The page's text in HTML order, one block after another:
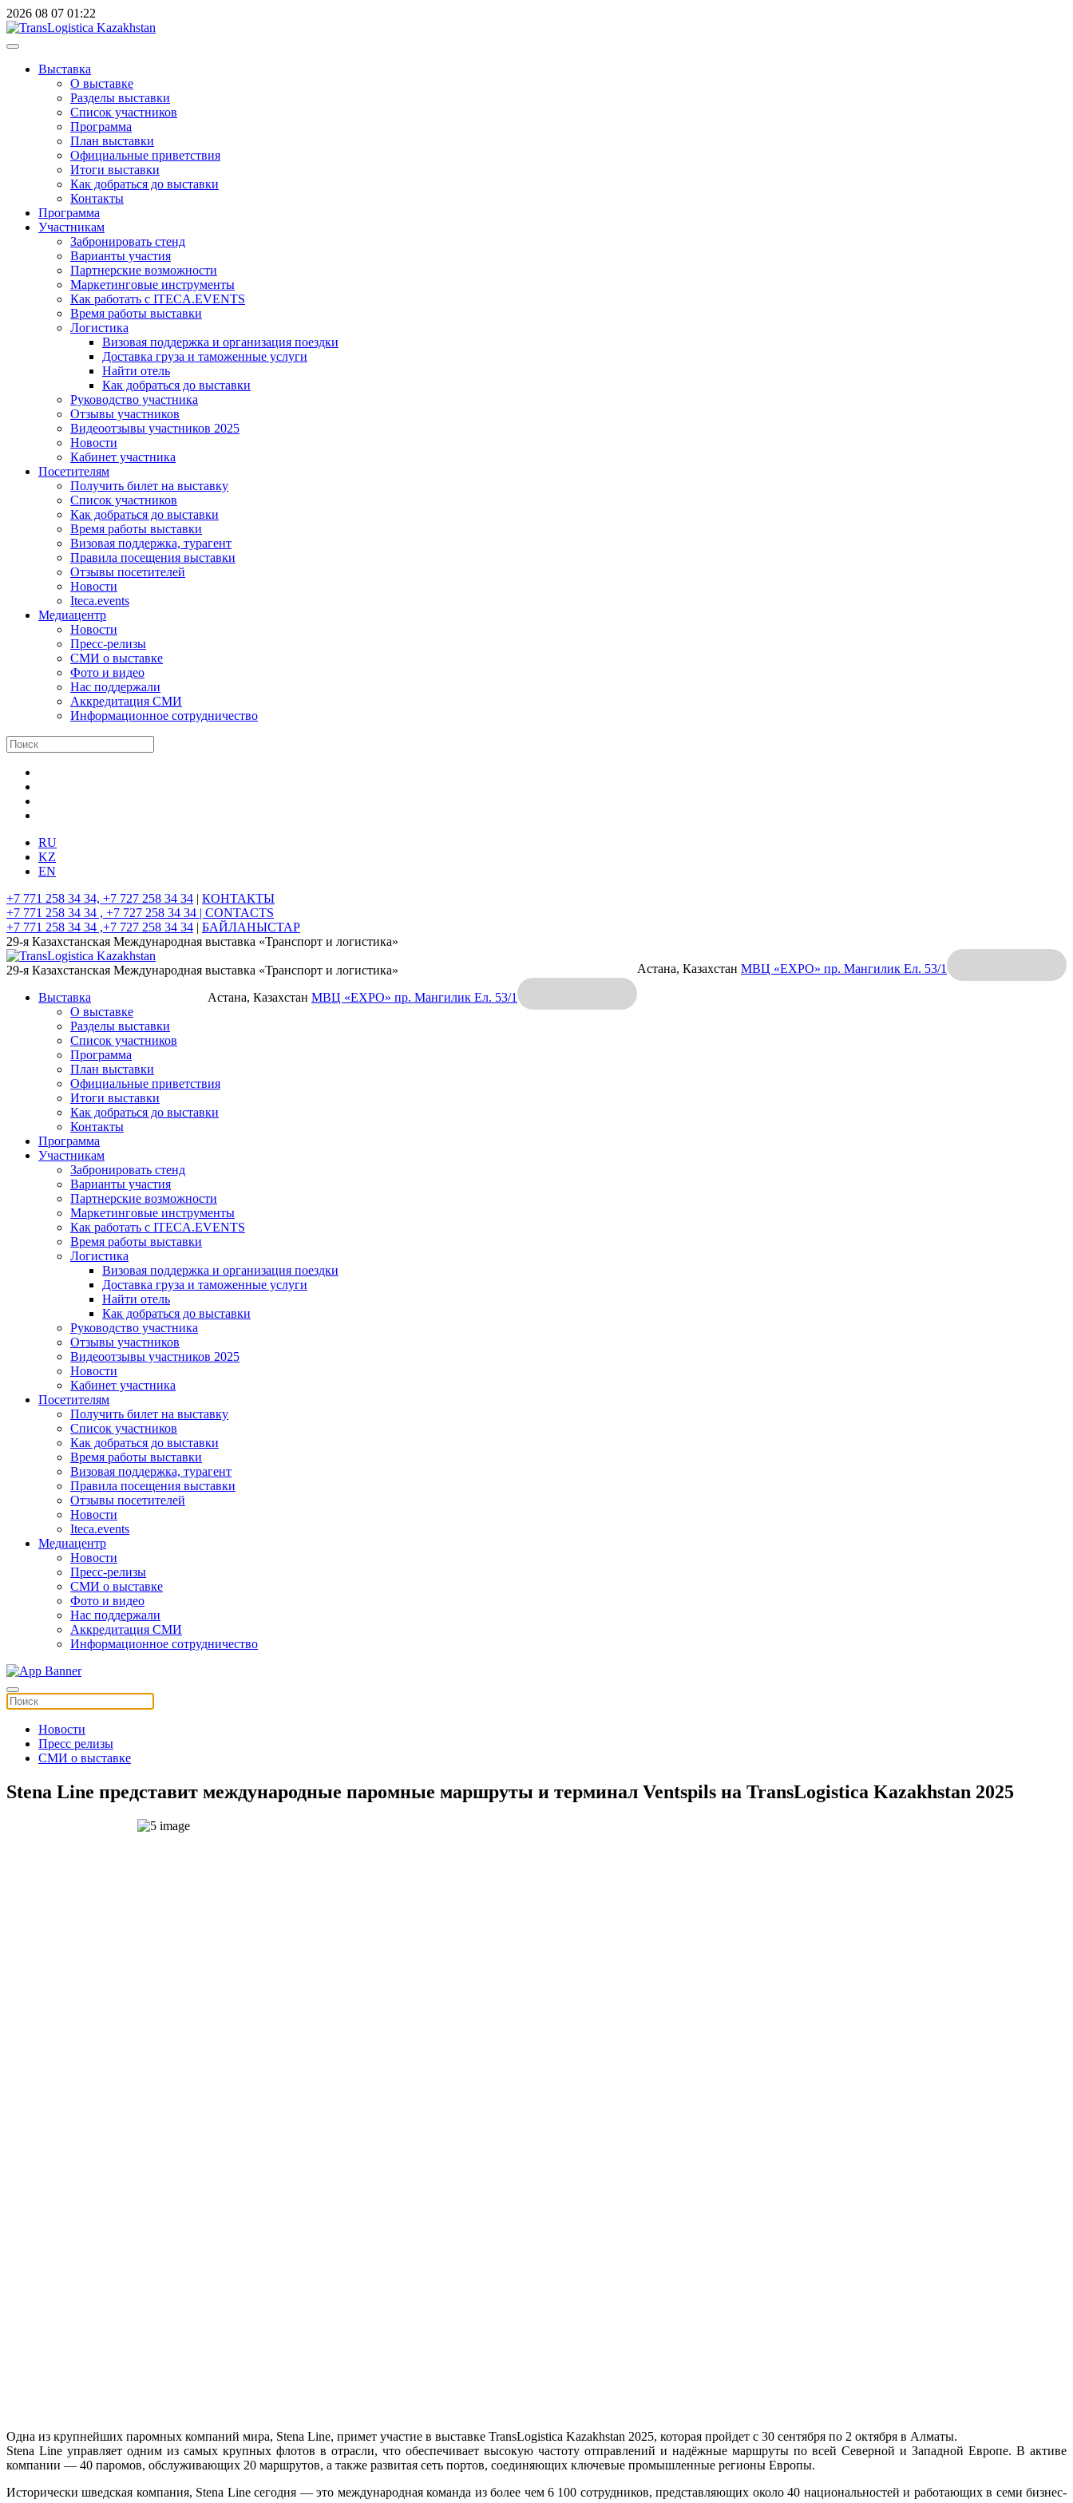
2026 08 07 01:22
Выставка
О выставке
Разделы выставки
Список участников
Программа
План выставки
Официальные приветствия
Итоги выставки
Как добраться до выставки
Контакты
Программа
Участникам
Забронировать стенд
Варианты участия
Партнерские возможности
Маркетинговые инструменты
Как работать с ITECA.EVENTS
Время работы выставки
Логистика
Визовая поддержка и организация поездки
Доставка груза и таможенные услуги
Найти отель
Как добраться до выставки
Руководство участника
Отзывы участников
Видеоотзывы участников 2025
Новости
Кабинет участника
Посетителям
Получить билет на выставку
Список участников
Как добраться до выставки
Время работы выставки
Визовая поддержка, турагент
Правила посещения выставки
Отзывы посетителей
Новости
Iteca.events
Медиацентр
Новости
Пресс-релизы
СМИ о выставке
Фото и видео
Нас поддержали
Аккредитация СМИ
Информационное сотрудничество
RU
KZ
EN
+7 771 258 34 34, +7 727 258 34 34 | КОНТАКТЫ
+7 771 258 34 34 , +7 727 258 34 34 | CONTACTS
+7 771 258 34 34 ,+7 727 258 34 34 | БАЙЛАНЫСТАР
29-я Казахстанская Международная выставка «Транспорт и логистика»
Астана, Казахстан МВЦ «EXPO» пр. Мангилик Ел. 53/1
29-я Казахстанская Международная выставка «Транспорт и логистика»
Астана, Казахстан МВЦ «EXPO» пр. Мангилик Ел. 53/1
Выставка
О выставке
Разделы выставки
Список участников
Программа
План выставки
Официальные приветствия
Итоги выставки
Как добраться до выставки
Контакты
Программа
Участникам
Забронировать стенд
Варианты участия
Партнерские возможности
Маркетинговые инструменты
Как работать с ITECA.EVENTS
Время работы выставки
Логистика
Визовая поддержка и организация поездки
Доставка груза и таможенные услуги
Найти отель
Как добраться до выставки
Руководство участника
Отзывы участников
Видеоотзывы участников 2025
Новости
Кабинет участника
Посетителям
Получить билет на выставку
Список участников
Как добраться до выставки
Время работы выставки
Визовая поддержка, турагент
Правила посещения выставки
Отзывы посетителей
Новости
Iteca.events
Медиацентр
Новости
Пресс-релизы
СМИ о выставке
Фото и видео
Нас поддержали
Аккредитация СМИ
Информационное сотрудничество
Новости
Пресс релизы
СМИ о выставке
Stena Line представит международные паромные маршруты и терминал Ventspils на TransLogistica Kazakhstan 2025
Одна из крупнейших паромных компаний мира, Stena Line, примет участие в выставке TransLogistica Kazakhstan 2025, которая пройдет с 30 сентября по 2 октября в Алматы.
Stena Line управляет одним из самых крупных флотов в отрасли, что обеспечивает высокую частоту отправлений и надёжные маршруты по всей Северной и Западной Европе. В активе
компании — 40 паромов, обслуживающих 20 маршрутов, а также развитая сеть портов, соединяющих ключевые промышленные регионы Европы.
Исторически шведская компания, Stena Line сегодня — это международная команда из более чем 6 100 сотрудников, представляющих около 40 национальностей и работающих в семи бизнес-